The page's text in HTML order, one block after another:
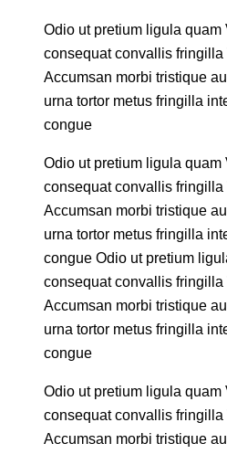
Odio ut pretium ligula quam
consequat convallis fringilla
Accumsan morbi tristique
urna tortor metus fringilla
congue
Odio ut pretium ligula quam
consequat convallis fringilla
Accumsan morbi tristique
urna tortor metus fringilla
congue Odio ut pretium
consequat convallis fringilla
Accumsan morbi tristique
urna tortor metus fringilla
congue
Odio ut pretium ligula quam
consequat convallis fringilla
Accumsan morbi tristique